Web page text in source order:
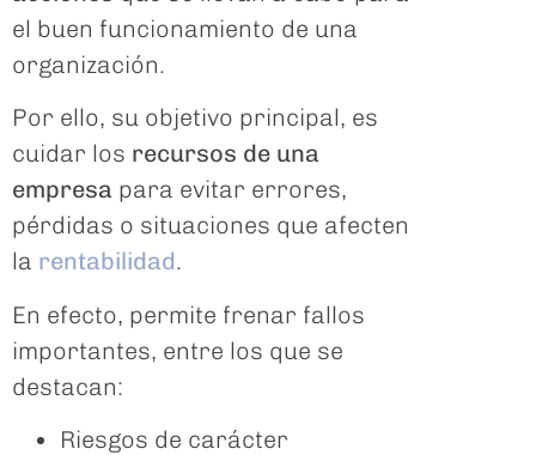
el buen funcionamiento de una
organización.
Por ello, su objetivo principal, es
cuidar los recursos de una
empresa para evitar errores,
pérdidas o situaciones que afecten
la rentabilidad.
En efecto, permite frenar fallos
importantes, entre los que se
destacan:
Riesgos de carácter